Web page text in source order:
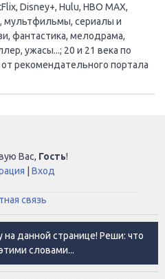
Disney+, Hulu, HBO MAX,
мультфильмы, сериалы и
фантастика, мелодрама,
ужасы...; 20 и 21 века по
рекомендательного портала
Вас, Гость!
Вход
связь
на данной странице! Реши: что
словами...